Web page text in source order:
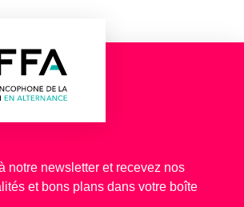
notre newsletter et recevez nos
et bons plans dans votre boîte